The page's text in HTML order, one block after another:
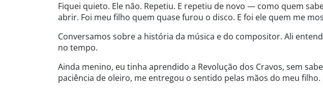
Fiquei quieto. Ele não. Repetiu. E repetiu de novo — como quem
abrir. Foi meu filho quem quase furou o disco. E foi ele quem me
Conversamos sobre a história da música e do compositor. Ali
no tempo.
Ainda menino, eu tinha aprendido a Revolução dos Cravos, sem
paciência de oleiro, me entregou o sentido pelas mãos do meu filho.